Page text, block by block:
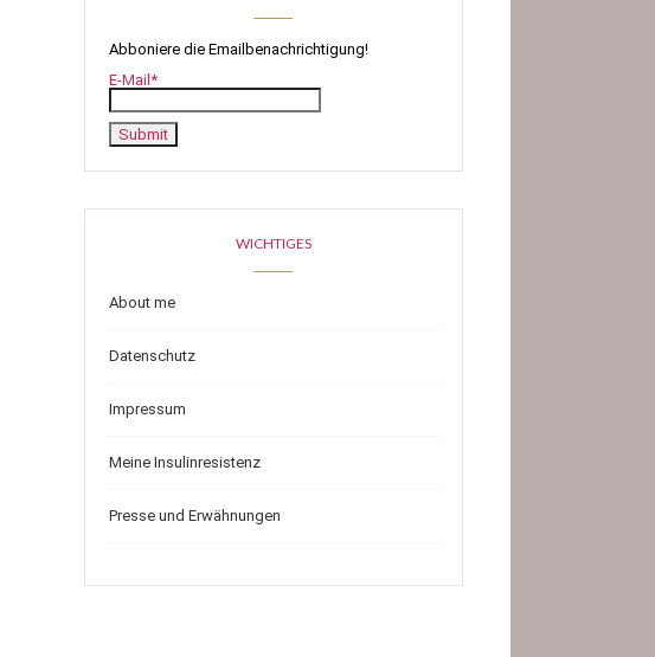
Abboniere die Emailbenachrichtigung!
E-Mail*
WICHTIGES
About me
Datenschutz
Impressum
Meine Insulinresistenz
Presse und Erwähnungen